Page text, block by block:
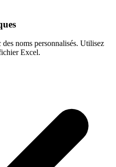
noms personnalisés. Utilisez
Excel.